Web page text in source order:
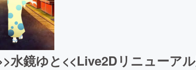
水鏡ゆと<<Live2Dリニューア